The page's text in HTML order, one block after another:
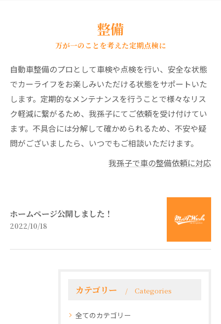
整備
万が一のことを考えた定期点検に
自動車整備のプロとして車検や点検を行い、安全な状態
でカーライフをお楽しみいただける状態をサポートいた
します。定期的なメンテナンスを行うことで様々なリス
ク軽減に繋がるため、我孫子にてご依頼を受け付けてい
ます。不具合には分解して確かめられるため、不安や疑
問がございましたら、いつでもご相談いただけます。
我孫子で車の整備依頼に対応
ホームページ公開しました！
2022/10/18
カテゴリー Categories
全てのカテゴリー